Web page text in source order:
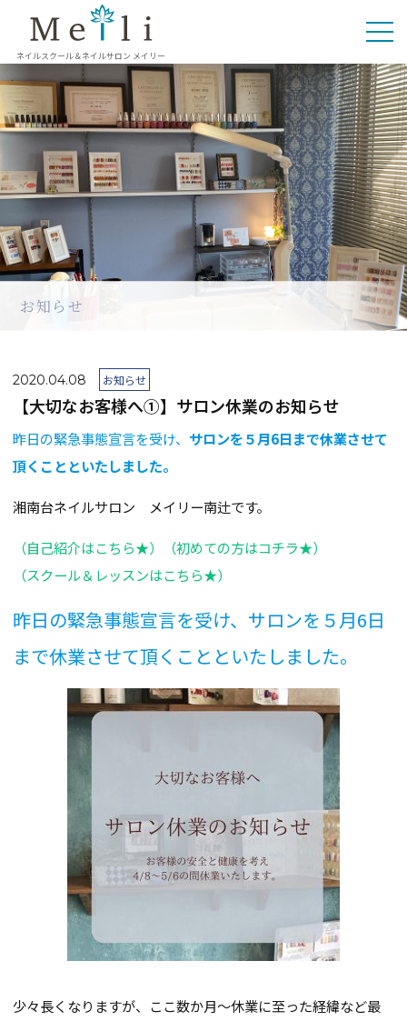
ネイルスクール＆ネイルサロン メイリー
お知らせ
2020.04.08 お知らせ
【大切なお客様へ①】サロン休業のお知らせ
昨日の緊急事態宣言を受け、 サロンを５月6日まで休業させて
頂くことといたしました。
湘南台ネイルサロン メイリー南辻です。
（自己紹介はこちら★）
（初めての方はコチラ★）
（スクール＆レッスンはこちら★）
昨日の緊急事態宣言を受け、サロンを５月6日
まで休業させて頂くことといたしました。
少々長くなりますが、ここ数か月～休業に至った経緯など最